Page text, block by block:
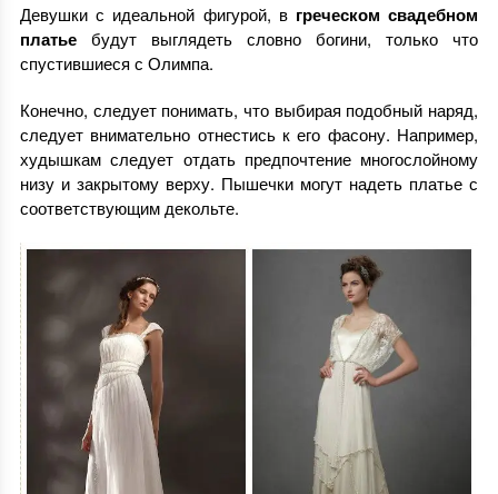
Девушки с идеальной фигурой, в греческом свадебном
платьебудут выглядеть словно богини, только что
спустившиеся с Олимпа.
Конечно, следует понимать, что выбирая подобный наряд,
следует внимательно отнестись к его фасону. Например,
худышкам следует отдать предпочтение многослойному
низу и закрытому верху. Пышечки могут надеть платье с
соответствующим декольте.